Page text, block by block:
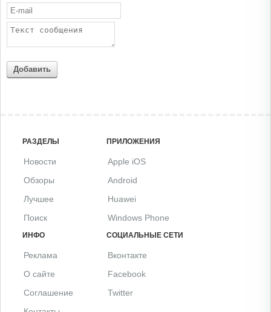
Добавить
РАЗДЕЛЫ
Новости
Обзоры
Лучшее
Поиск
ПРИЛОЖЕНИЯ
Apple iOS
Android
Huawei
Windows Phone
ИНФО
Реклама
О сайте
Соглашение
СОЦИАЛЬНЫЕ СЕТИ
Вконтакте
Facebook
Twitter